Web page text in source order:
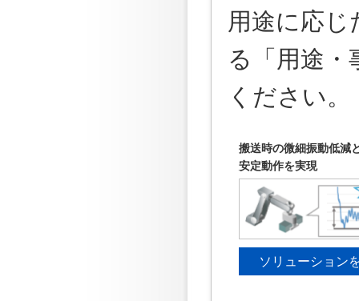
用途に応じ
る「用途・
ください。
搬送時の微細振動低減
安定動作を実現
ソリューション